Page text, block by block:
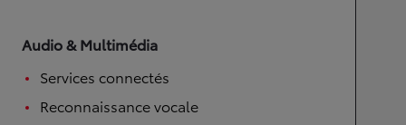
Audio & Multimédia
Services connectés
Reconnaissance vocale